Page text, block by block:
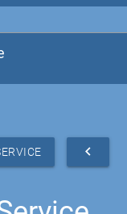
navigate_before